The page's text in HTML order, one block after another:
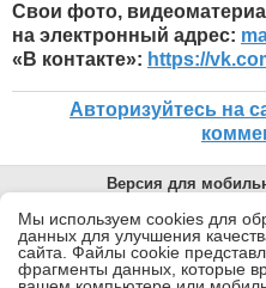
Свои фото,
на электронный адрес:
«В контакте»: https://
Авторизуйтесь на
Версия для
© 2026
Joomla!is Free Software
Мы используем cookies для
данных для улучшения
сайта. Файлы cookie
фрагменты данных, которые